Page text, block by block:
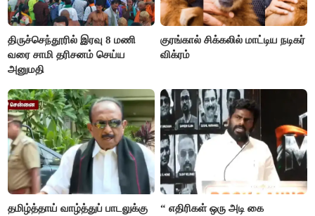
திருச்செந்தூரில் இரவு 8 மணி
வரை சாமி தரிசனம் செய்ய
அனுமதி
குரங்கால் சிக்கலில் மாட்டிய நடிகர்
விக்ரம்
தமிழ்த்தாய் வாழ்த்துப் பாடலுக்கு
“ எதிரிகள் ஒரு அடி கை